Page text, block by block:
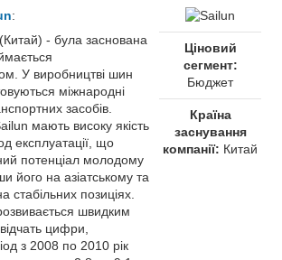
:
(Китай) - була заснована
У виробництві шин
міжнародні
засобів.
мають високу якість
експлуатації, що
потенціал молодому
його на азіатському та
стабільних позиціях.
швидким
цифри,
з 2008 по 2010 рік
Ціновий
сегмент:
Бюджет
Країна
заснування
компанії: Китай